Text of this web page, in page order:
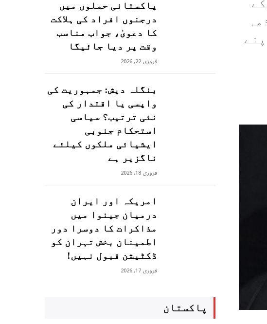
پاکستانی حملوں میں
درجنوں افراد کی ہلاکت
کا دعویٰ، جواب مناسب
وقت پر دیا جائیگا
فروری 22, 2026
بنگلہ دیش: جمہوریت کی
واپسی یا اقتدار کی
نئی ترتیب؟ سیاسی
استحکام جنوبی
ایشیائی ملکوں کیلئے
ناگزیر ہے
فروری 18, 2026
امریکہ اور ایران
درمیان جینوا میں
مذاکرات کا دوسرا دور
اطمینان بخش تہران کو
ڈکٹیشن قبول نہیں!
فروری 17, 2026
پاکستان